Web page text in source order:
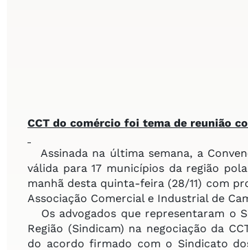
CCT do comércio foi tema de reunião
Assinada na última semana, a
válida para 17 municípios da região
manhã desta quinta-feira (28/11) com
Associação Comercial e Industrial de
Os advogados que representaram o
Região (Sindicam) na negociação da
do acordo firmado com o Sindicato